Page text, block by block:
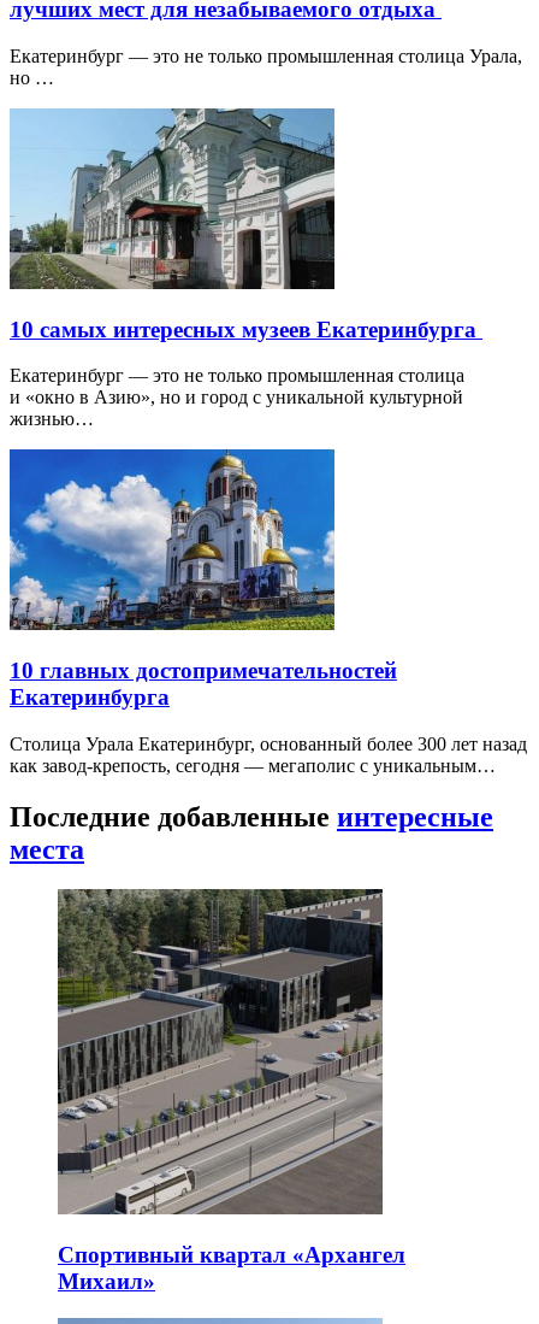
лучших мест для незабываемого отдыха
Екатеринбург — это не только промышленная столица Урала,
но …
10 самых интересных музеев Екатеринбурга
Екатеринбург — это не только промышленная столица
и «окно в Азию», но и город с уникальной культурной
жизнью…
10 главных достопримечательностей
Екатеринбурга
Столица Урала Екатеринбург, основанный более 300 лет назад
как завод-крепость, сегодня — мегаполис с уникальным…
Последние добавленные интересные
места
Спортивный квартал «Архангел
Михаил»